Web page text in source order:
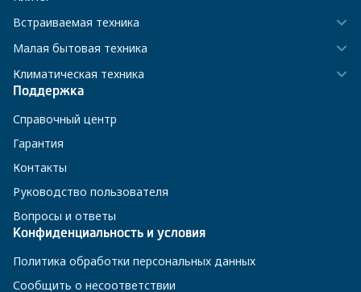
Встраиваемая техника
Малая бытовая техника
Климатическая техника
Поддержка
Справочный центр
Гарантия
Контакты
Руководство пользователя
Вопросы и ответы
Конфиденциальность и условия
Политика обработки персональных данных
Сообщить о несоответствии